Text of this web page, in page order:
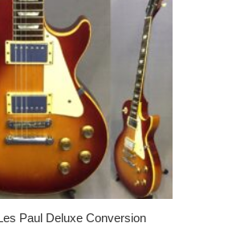
Paul Deluxe Conversion